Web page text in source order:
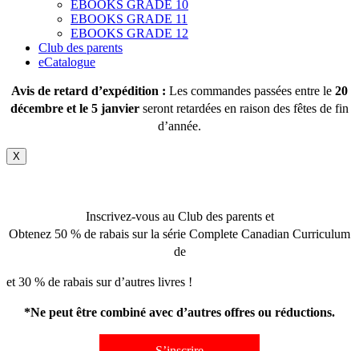
EBOOKS GRADE 10
EBOOKS GRADE 11
EBOOKS GRADE 12
Club des parents
eCatalogue
Avis de retard d’expédition : Les commandes passées entre le 20
décembre et le 5 janvier seront retardées en raison des fêtes de fin
d’année.
X
Inscrivez-vous au Club des parents et
Obtenez 50 % de rabais sur la série Complete Canadian Curriculum
de
et 30 % de rabais sur d’autres livres !
*Ne peut être combiné avec d’autres offres ou réductions.